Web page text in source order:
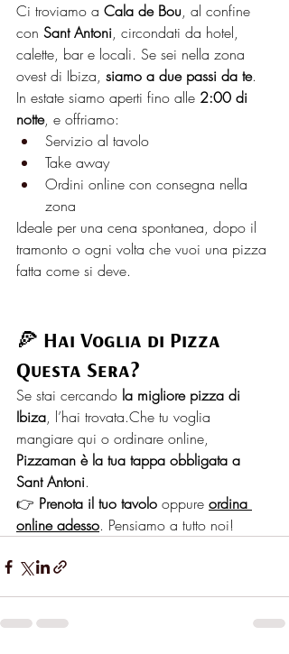
Ci troviamo a Cala de Bou, al confine
con Sant Antoni, circondati da hotel,
calette, bar e locali. Se sei nella zona
ovest di Ibiza, siamo a due passi da te.
In estate siamo aperti fino alle 2:00 di
notte, e offriamo:
Servizio al tavolo
Take away
Ordini online con consegna nella
zona
Ideale per una cena spontanea, dopo il
tramonto o ogni volta che vuoi una pizza
fatta come si deve.
🍕 Hai Voglia di Pizza
Questa Sera?
Se stai cercando la migliore pizza di
Ibiza, l’hai trovata.Che tu voglia
mangiare qui o ordinare online,
Pizzaman è la tua tappa obbligata a
Sant Antoni.
👉 Prenota il tuo tavolo oppure ordina
online adesso. Pensiamo a tutto noi!